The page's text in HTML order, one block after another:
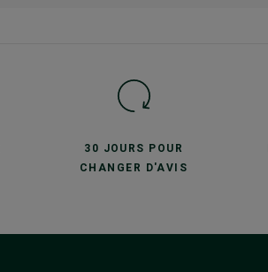
30 JOURS POUR
CHANGER D'AVIS